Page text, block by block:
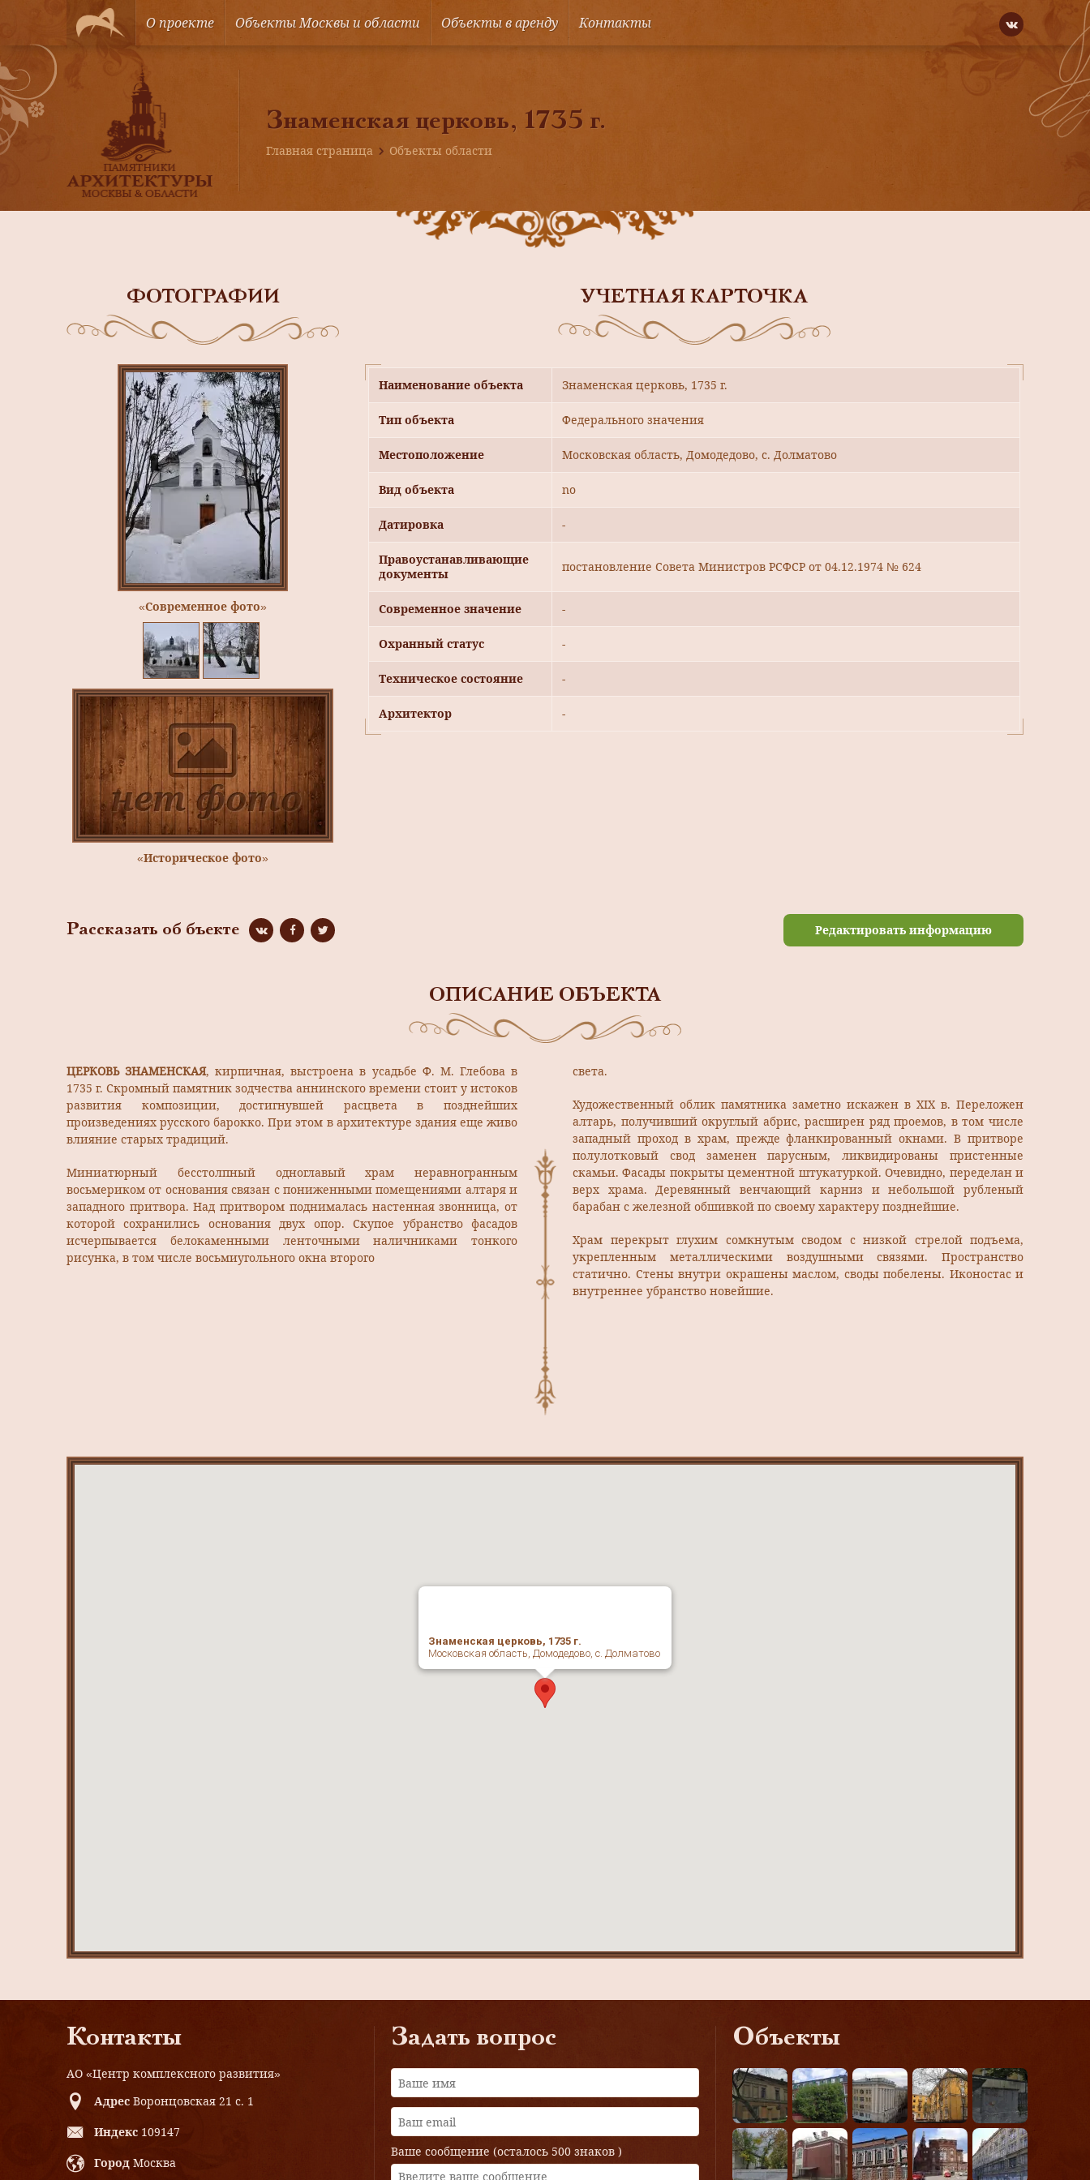
О проекте Объекты Москвы и области Объекты в аренду Контакты
Знаменская церковь, 1735 г.
Главная страница Объекты области
ФОТОГРАФИИ
«Современное фото»
«Историческое фото»
УЧЕТНАЯ КАРТОЧКА
Наименование объекта Знаменская церковь, 1735 г.
Тип объекта Федерального значения
Местоположение Московская область, Домодедово, с. Долматово
Вид объекта no
Датировка -
Правоустанавливающие
документы
постановление Совета Министров РСФСР от 04.12.1974 № 624
Современное значение -
Охранный статус -
Техническое состояние -
Архитектор -
Рассказать об бъекте Редактировать информацию
ОПИСАНИЕ ОБЪЕКТА
ЦЕРКОВЬ ЗНАМЕНСКАЯ, кирпичная, выстроена в усадьбе Ф. М. Глебова в
1735 г. Скромный памятник зодчества аннинского времени стоит у истоков
развития композиции, достигнувшей расцвета в позднейших
произведениях русского барокко. При этом в архитектуре здания еще живо
влияние старых традиций.
Миниатюрный бесстолпный одноглавый храм неравногранным
восьмериком от основания связан с пониженными помещениями алтаря и
западного притвора. Над притвором поднималась настенная звонница, от
которой сохранились основания двух опор. Скупое убранство фасадов
исчерпывается белокаменными ленточными наличниками тонкого
рисунка, в том числе восьмиугольного окна второго
света.
Художественный облик памятника заметно искажен в XIX в. Переложен
алтарь, получивший округлый абрис, расширен ряд проемов, в том числе
западный проход в храм, прежде фланкированный окнами. В притворе
полулотковый свод заменен парусным, ликвидированы пристенные
скамьи. Фасады покрыты цементной штукатуркой. Очевидно, переделан и
верх храма. Деревянный венчающий карниз и небольшой рубленый
барабан с железной обшивкой по своему характеру позднейшие.
Храм перекрыт глухим сомкнутым сводом с низкой стрелой подъема,
укрепленным металлическими воздушными связями. Пространство
статично. Стены внутри окрашены маслом, своды побелены. Иконостас и
внутреннее убранство новейшие.
Знаменская церковь, 1735 г.
Московская область, Домодедово, с. Долматово
Контакты
АО «Центр комплексного развития»
Адрес Воронцовская 21 с. 1
Индекс 109147
Город Москва
Задать вопрос
Ваше сообщение (осталось 500 знаков )
Объекты